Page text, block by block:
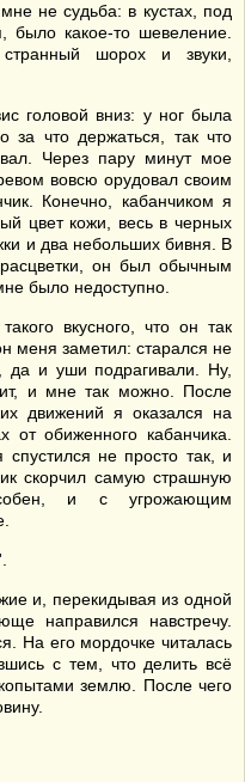
не судьба: в кустах, под
было какое-то шевеление.
шорох и звуки,
головой вниз: у ног была
что держаться, так что
Через пару минут мое
вовсю орудовал своим
Конечно, кабанчиком я
цвет кожи, весь в черных
и два небольших бивня. В
он был обычным
было недоступно.
вкусного, что он так
меня заметил: старался не
да и уши подрагивали. Ну,
и мне так можно. После
движений я оказался на
от обиженного кабанчика.
не просто так, и
скорчил самую страшную
и с угрожающим
и, перекидывая из одной
направился навстречу.
На его мордочке читалась
с тем, что делить всё
землю. После чего